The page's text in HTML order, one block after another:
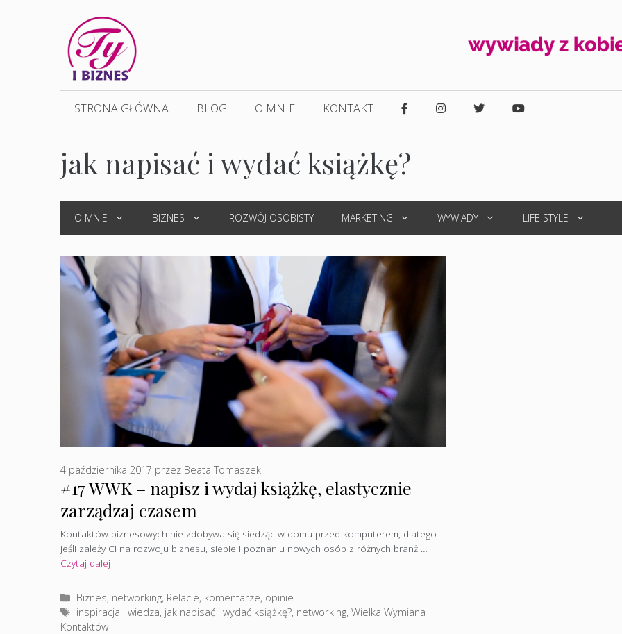
STRONA GŁÓWNA BLOG O MNIE KONTAKT
jak napisać i wydać książkę?
O MNIE BIZNES ROZWÓJ OSOBISTY MARKETING WYWIADY LIFE STYLE
#17 WWK – napisz i wydaj książkę, elastycznie
zarządzaj czasem
4 października 2017 przez Beata Tomaszek
Kontaktów biznesowych nie zdobywa się siedząc w domu przed komputerem, dlatego
jeśli zależy Ci na rozwoju biznesu, siebie i poznaniu nowych osób z różnych branż …
Czytaj dalej
Kategorie
Biznes, networking, Relacje, komentarze, opinie
Tagi
inspiracja i wiedza, jak napisać i wydać książkę?, networking,Wielka Wymiana
Kontaktów